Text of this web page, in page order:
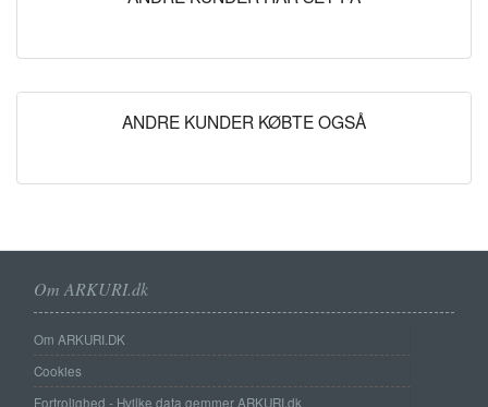
ANDRE KUNDER KØBTE OGSÅ
Om ARKURI.dk
Om ARKURI.DK
Cookies
Fortrolighed - Hvilke data gemmer ARKURI.dk